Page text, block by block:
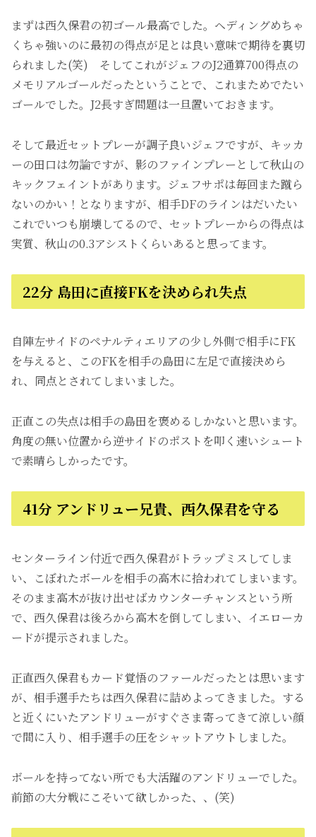
まずは西久保君の初ゴール最高でした。ヘディングめちゃ
くちゃ強いのに最初の得点が足とは良い意味で期待を裏切
られました(笑) そしてこれがジェフのJ2通算700得点の
メモリアルゴールだったということで、これまためでたい
ゴールでした。J2長すぎ問題は一旦置いておきます。
そして最近セットプレーが調子良いジェフですが、キッカ
ーの田口は勿論ですが、影のファインプレーとして秋山の
キックフェイントがあります。ジェフサポは毎回また蹴ら
ないのかい！となりますが、相手DFのラインはだいたい
これでいつも崩壊してるので、セットプレーからの得点は
実質、秋山の0.3アシストくらいあると思ってます。
22分 島田に直接FKを決められ失点
自陣左サイドのペナルティエリアの少し外側で相手にFK
を与えると、このFKを相手の島田に左足で直接決めら
れ、同点とされてしまいました。
正直この失点は相手の島田を褒めるしかないと思います。
角度の無い位置から逆サイドのポストを叩く速いシュート
で素晴らしかったです。
41分 アンドリュー兄貴、西久保君を守る
センターライン付近で西久保君がトラップミスしてしま
い、こぼれたボールを相手の高木に拾われてしまいます。
そのまま高木が抜け出せばカウンターチャンスという所
で、西久保君は後ろから高木を倒してしまい、イエローカ
ードが提示されました。
正直西久保君もカード覚悟のファールだったとは思います
が、相手選手たちは西久保君に詰めよってきました。する
と近くにいたアンドリューがすぐさま寄ってきて涼しい顔
で間に入り、相手選手の圧をシャットアウトしました。
ボールを持ってない所でも大活躍のアンドリューでした。
前節の大分戦にこそいて欲しかった、、(笑)